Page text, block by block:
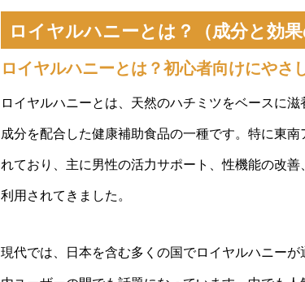
ロイヤルハニーとは？（成分と効果
ロイヤルハニーとは？初心者向けにやさ
ロイヤルハニーとは、天然のハチミツをベースに
成分を配合した健康補助食品の一種です。特に東
れており、主に男性の活力サポート、性機能の改
利用されてきました。
現代では、日本を含む多くの国でロイヤルハニー